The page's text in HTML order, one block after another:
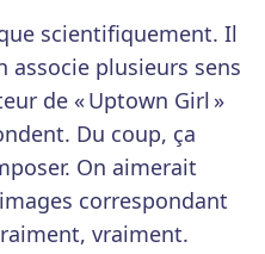
scientifiquement. Il
associe plusieurs sens
de « Uptown Girl »
Du coup, ça
On aimerait
correspondant
vraiment.